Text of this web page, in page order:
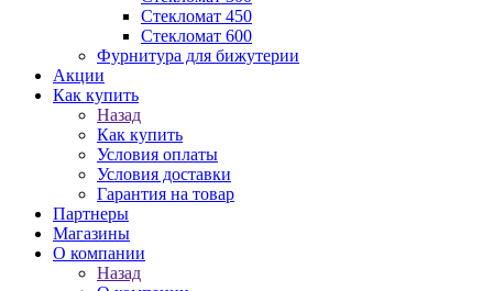
Стекломат 450
Стекломат 600
Фурнитура для бижутерии
Акции
Как купить
Назад
Как купить
Условия оплаты
Условия доставки
Гарантия на товар
Партнеры
Магазины
О компании
Назад